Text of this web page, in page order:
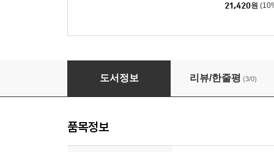
21,420원
선생님을 위한 비폭력 대화
도서정보 리뷰/한줄평 (3/0)
품목정보